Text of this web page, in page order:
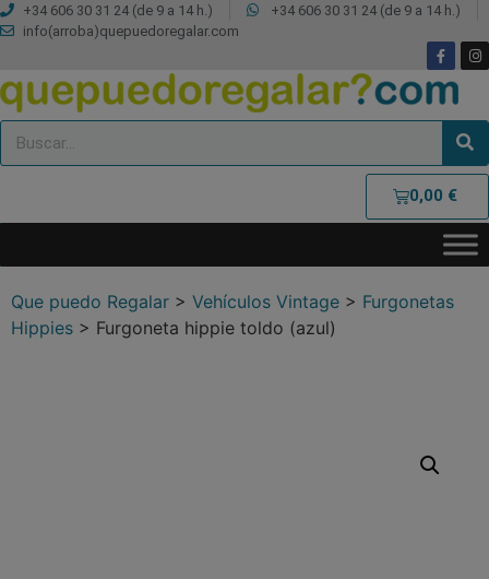
+34 606 30 31 24 (de 9 a 14 h.)
+34 606 30 31 24 (de 9 a 14 h.)
info(arroba)quepuedoregalar.com
0,00 €
Que puedo Regalar > Vehículos Vintage > Furgonetas
Hippies > Furgoneta hippie toldo (azul)